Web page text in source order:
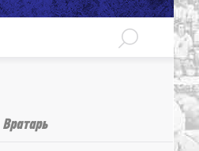
Вратарь